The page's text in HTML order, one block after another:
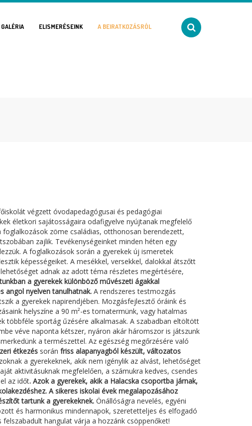
GALÉRIA ELISMERÉSEINK A BEIRATKOZÁSRÓL
végzett óvodapedagógusai és pedagógiai
életkori sajátosságaira odafigyelve nyújtanak megfelelő
foglalkozások zöme családias, otthonosan berendezett,
zajlik. Tevékenységeinket minden héten egy
A foglalkozások során a gyerekek új ismeretek
képességeiket. A mesékkel, versekkel, dalokkal átszőtt
adnak az adott téma részletes megértésére,
a gyerekek különböző művészeti ágakkal
angol nyelven tanulhatnak. A rendszeres testmozgás
a gyerekek napirendjében. Mozgásfejlesztő óráink és
helyszíne a 90 m²-es tornatermünk, vagy hatalmas
többféle sportág űzésére alkalmasak. A szabadban eltöltött
véve naponta kétszer, nyáron akár háromszor is játszunk
a természettel. Az egészség megőrzésére való
étkezés során friss alapanyagból készült, változatos
a gyerekeknek, akik nem igénylik az alvást, lehetőséget
aktivitásuknak megfelelően, a számukra kedves, csendes
az időt. Azok a gyerekek, akik a Halacska csoportba járnak,
A sikeres iskolai évek megalapozásához
tartunk a gyerekeknek. Önállóságra nevelés, egyéni
és harmonikus mindennapok, szeretetteljes és elfogadó
hangulat várja a hozzánk csöppenőket!